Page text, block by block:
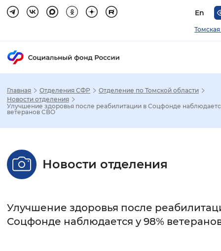
En
Стандартный Увеличенный
Без засечек С засечками
Главная Отделения СФР
Отделение по Томской области
Новости отделения
Улучшение здоровья после реабилитации в Соцфонде
ветеранов СВО
Новости отделения
Улучшение здоровья после
Соцфонде наблюдается у 98%